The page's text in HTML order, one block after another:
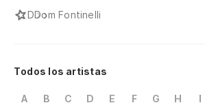
DDom Fontinelli
Todos los artistas
A B C D E F G H I